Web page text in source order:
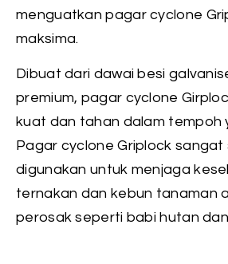
menguatkan pagar cyclone
maksima.
Dibuat dari dawai besi
premium, pagar cyclone
kuat dan tahan dalam tempoh
Pagar cyclone Griplock sangat
digunakan untuk menjaga
ternakan dan kebun tanaman
perosak seperti babi hutan dan